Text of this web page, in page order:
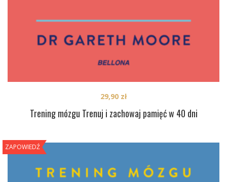
Trening mózgu Trenuj i zachowaj pamięć w 40 dni
29,90 zł
ZAPOWIEDŹ